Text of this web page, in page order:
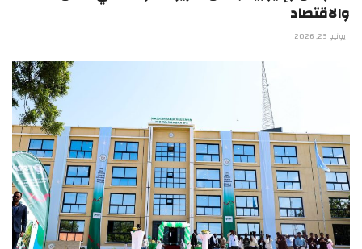
والاقتصاد
يونيو 29, 2026